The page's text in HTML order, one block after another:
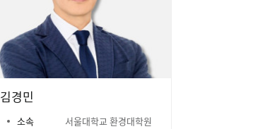
김경민
소속
서울대학교 환경대학원